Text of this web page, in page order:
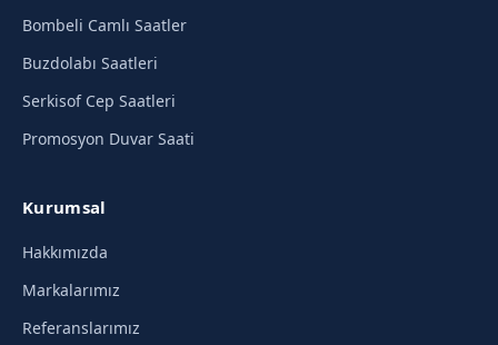
Bombeli Camlı Saatler
Buzdolabı Saatleri
Serkisof Cep Saatleri
Promosyon Duvar Saati
Kurumsal
Hakkımızda
Markalarımız
Referanslarımız